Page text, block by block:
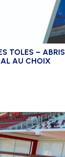
TOLES – ABRIS
AU CHOIX